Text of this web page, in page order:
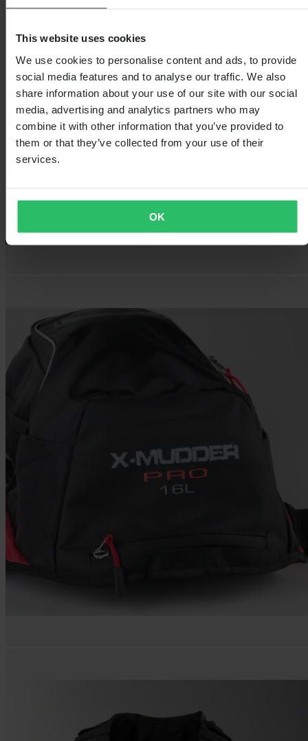
This website uses cookies
We use cookies to personalise content and ads, to provide
social media features and to analyse our traffic. We also
share information about your use of our site with our social
media, advertising and analytics partners who may
combine it with other information that you’ve provided to
them or that they’ve collected from your use of their
services.
OK